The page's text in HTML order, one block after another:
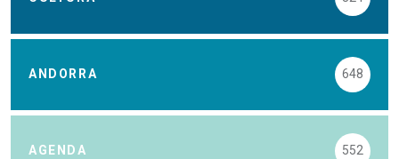
ANDORRA 648
AGENDA 552